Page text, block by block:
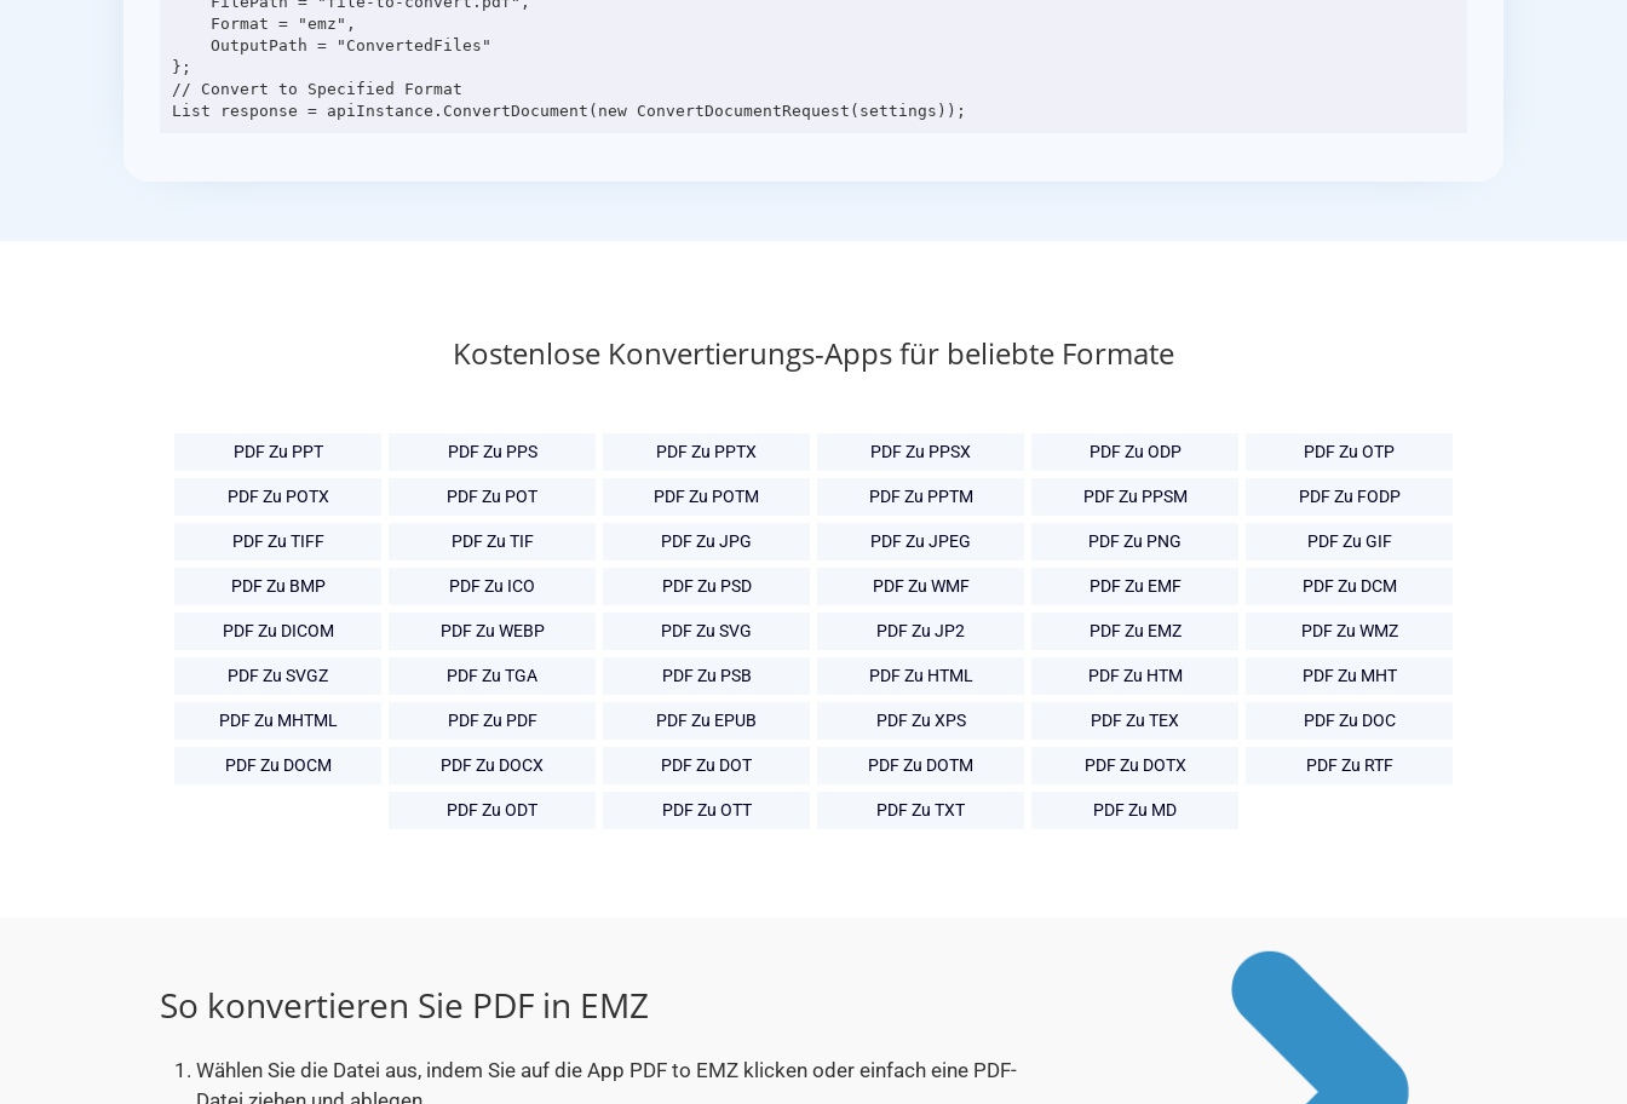
};
// Convert to Specified Format
Kostenlose Konvertierungs-Apps für beliebte Formate
PDF Zu PPT PDF Zu PPS PDF Zu PPTX PDF Zu PPSX PDF Zu ODP PDF Zu OTP
PDF Zu POTX PDF Zu POT PDF Zu POTM PDF Zu PPTM PDF Zu PPSM PDF Zu FODP
PDF Zu TIFF PDF Zu TIF PDF Zu JPG PDF Zu JPEG PDF Zu PNG PDF Zu GIF
PDF Zu BMP PDF Zu ICO PDF Zu PSD PDF Zu WMF PDF Zu EMF PDF Zu DCM
PDF Zu DICOM PDF Zu WEBP PDF Zu SVG PDF Zu JP2 PDF Zu EMZ PDF Zu WMZ
PDF Zu SVGZ PDF Zu TGA PDF Zu PSB PDF Zu HTML PDF Zu HTM PDF Zu MHT
PDF Zu MHTML PDF Zu PDF PDF Zu EPUB PDF Zu XPS PDF Zu TEX PDF Zu DOC
PDF Zu DOCM PDF Zu DOCX PDF Zu DOT PDF Zu DOTM PDF Zu DOTX PDF Zu RTF
PDF Zu ODT PDF Zu OTT PDF Zu TXT PDF Zu MD
So konvertieren Sie PDF in EMZ
Wählen Sie die Datei aus, indem Sie auf die App PDF to EMZ klicken oder einfach eine PDF-